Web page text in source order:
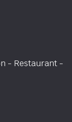
- Restaurant -